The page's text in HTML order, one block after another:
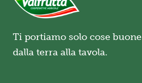
Ti portiamo solo cose buone
dalla terra alla tavola.